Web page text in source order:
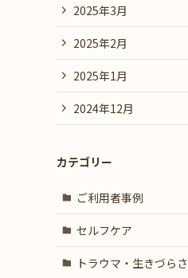
2025年3月
2025年2月
2025年1月
2024年12月
カテゴリー
ご利用者事例
セルフケア
トラウマ・生きづらさ